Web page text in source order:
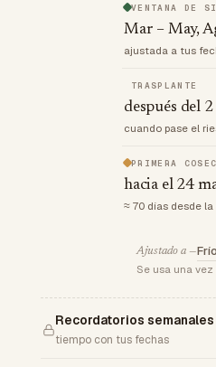
VENTANA DE
Mar – May,
ajustada a tus
TRASPLANTE
después del
cuando pase el
PRIMERA
hacia el 24
≈ 70 días desde la
Ajustado a —Frío
Se usa una
Recordatorios
tiempo con tus fechas